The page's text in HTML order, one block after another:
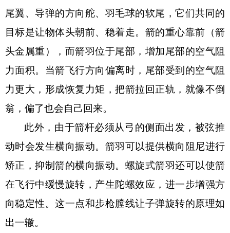
尾翼、导弹的方向舵、羽毛球的软尾，它们共同的
目标是让物体头朝前、稳着走。箭的重心靠前（箭
头金属重），而箭羽位于尾部，增加尾部的空气阻
力面积。当箭飞行方向偏离时，尾部受到的空气阻
力更大，形成恢复力矩，把箭拉回正轨，就像不倒
翁，偏了也会自己回来。
此外，由于箭杆必须从弓的侧面出发，被弦推
动时会发生横向振动。箭羽可以提供横向阻尼进行
矫正，抑制箭的横向振动。螺旋式箭羽还可以使箭
在飞行中缓慢旋转，产生陀螺效应，进一步增强方
向稳定性。这一点和步枪膛线让子弹旋转的原理如
出一辙。